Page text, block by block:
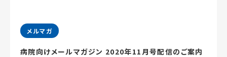
メルマガ
病院向けメールマガジン 2020年11月号配信のご案内